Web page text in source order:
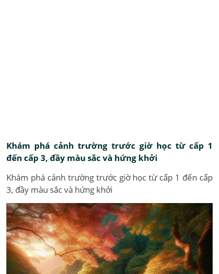
Khám phá cảnh trường trước giờ học từ cấp 1
đến cấp 3, đầy màu sắc và hứng khởi
Khám phá cảnh trường trước giờ học từ cấp 1 đến cấp
3, đầy màu sắc và hứng khởi